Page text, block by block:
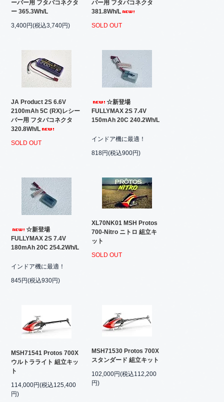
ーバー用 フタバコネクタ
ー 365.3Wh/L
3,400円(税込3,740円)
バー用 フタバコネクタ
381.8Wh/L
SOLD OUT
JA Product 2S 6.6V
2100mAh 5C (RX)レシー
バー用 フタバコネクタ
320.8Wh/L
SOLD OUT
☆新登場
FULLYMAX 2S 7.4V
150mAh 20C 240.2Wh/L
インドア機に最適！
818円(税込900円)
☆新登場
FULLYMAX 2S 7.4V
180mAh 20C 254.2Wh/L
インドア機に最適！
845円(税込930円)
XL70NK01 MSH Protos
700-Nitro ニトロ 組立キ
ット
SOLD OUT
MSH71541 Protos 700X
ウルトラライト 組立キッ
ト
114,000円(税込125,400
円)
MSH71530 Protos 700X
スタンダード 組立キット
102,000円(税込112,200
円)